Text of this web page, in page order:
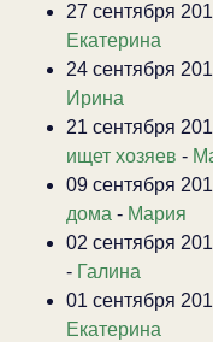
27 сентября
Екатерина
24 сентября
Ирина
21 сентября
ищет хозяев -
09 сентября
дома - Мария
02 сентября
- Галина
01 сентября
Екатерина